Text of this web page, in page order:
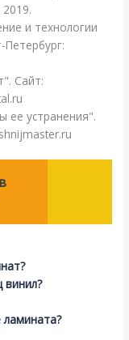
и технологии
Сайт:
ее устранения".
винил?